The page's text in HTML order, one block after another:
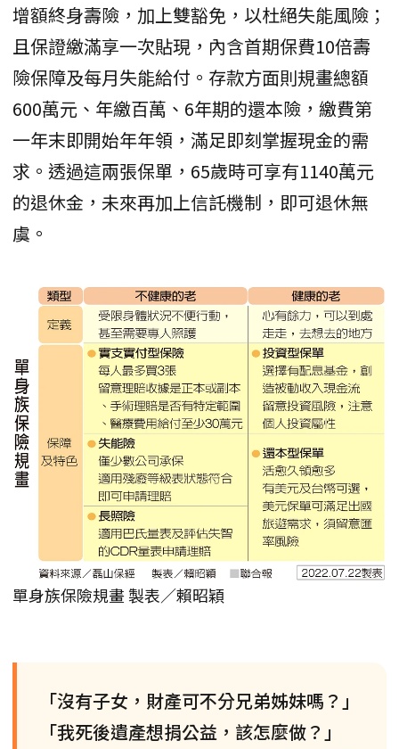
增額終身壽險，加上雙豁免，以杜絕失能風險；
且保證繳滿享一次貼現，內含首期保費10倍壽
險保障及每月失能給付。存款方面則規畫總額
600萬元、年繳百萬、6年期的還本險，繳費第
一年末即開始年年領，滿足即刻掌握現金的需
求。透過這兩張保單，65歲時可享有1140萬元
的退休金，未來再加上信託機制，即可退休無
虞。
單身族保險規畫 製表／賴昭穎
「沒有子女，財產可不分兄弟姊妹嗎？」
「我死後遺產想捐公益，該怎麼做？」